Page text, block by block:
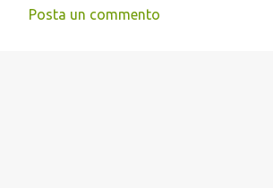
Posta un commento